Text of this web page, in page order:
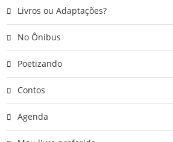
Livros ou Adaptações?
No Ônibus
Poetizando
Contos
Agenda